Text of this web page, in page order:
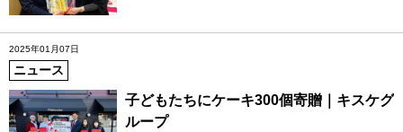
2025年01月07日
ニュース
子どもたちにケーキ300個寄贈｜キスケグ
ループ